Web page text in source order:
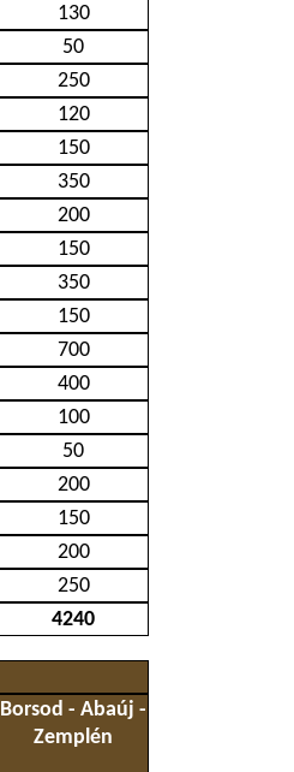
130
50
250
120
150
350
200
150
350
150
700
400
100
50
200
150
200
250
4240
Borsod - Abaúj -
Zemplén